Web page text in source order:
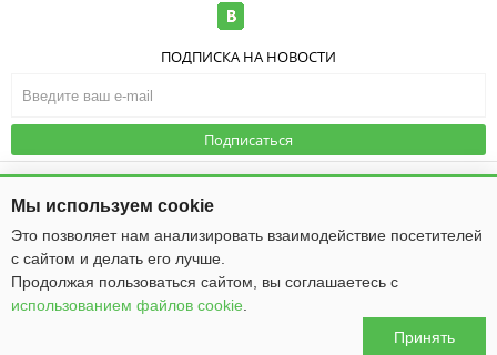
ПОДПИСКА НА НОВОСТИ
Подписаться
© ООО "ИзоТоп", 2006-2026. Все права
защищены. Информация сайта
защищена законом об авторских
правах.
Общество с ограниченной ответственностью «ИзоТоп»
ИНН 5256084834
ОГРН 1085256009475
Юридический адрес: 603016, г. Нижний Новгород, ул. Ю. Фучика, д. 50
0
Мы используем cookie
Это позволяет нам анализировать взаимодействие посетителей
с сайтом и делать его лучше.
Продолжая пользоваться сайтом, вы соглашаетесь с
использованием файлов cookie
Принять